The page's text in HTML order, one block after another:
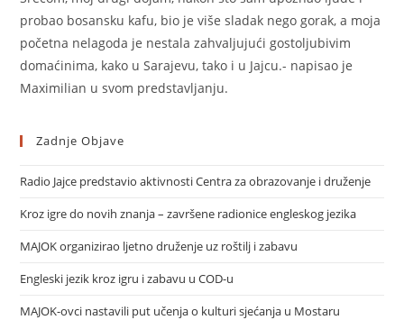
probao bosansku kafu, bio je više sladak nego gorak, a moja
početna nelagoda je nestala zahvaljujući gostoljubivim
domaćinima, kako u Sarajevu, tako i u Jajcu.- napisao je
Maximilian u svom predstavljanju.
Zadnje Objave
Radio Jajce predstavio aktivnosti Centra za obrazovanje i druženje
Kroz igre do novih znanja – završene radionice engleskog jezika
MAJOK organizirao ljetno druženje uz roštilj i zabavu
Engleski jezik kroz igru i zabavu u COD-u
MAJOK-ovci nastavili put učenja o kulturi sjećanja u Mostaru